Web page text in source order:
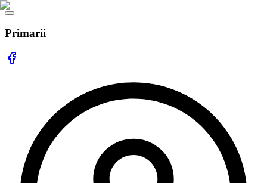
Primarii